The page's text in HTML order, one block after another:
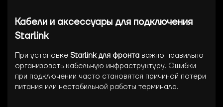
Кабели и аксессуары для подключения
Starlink
При установке Starlink для фронта важно правильно
организовать кабельную инфраструктуру. Ошибки
при подключении часто становятся причиной потери
питания или нестабильной работы терминала.